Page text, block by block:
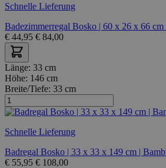
Schnelle Lieferung
Badezimmerregal Bosko | 60 x 26 x 66 cm
€ 44,95 € 84,00
Länge: 33 cm
Höhe: 146 cm
Breite/Tiefe: 33 cm
Schnelle Lieferung
Badregal Bosko | 33 x 33 x 149 cm |
€ 55,95 € 108,00